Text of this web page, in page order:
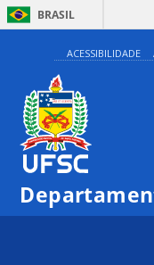
BRASIL
ACESSIBILIDADE